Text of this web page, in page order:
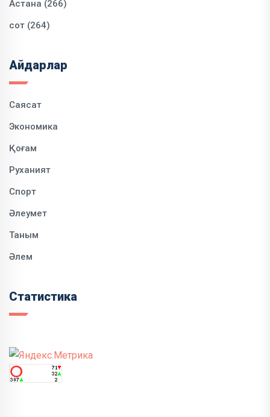
Астана (266)
сот (264)
Айдарлар
Саясат
Экономика
Қоғам
Руханият
Спорт
Әлеумет
Таным
Әлем
Статистика